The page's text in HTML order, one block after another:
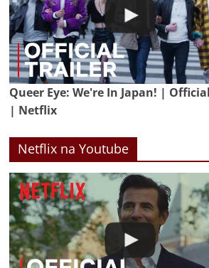
Queer Eye: We're In Japan! |
| Netflix
Netflix na Youtube